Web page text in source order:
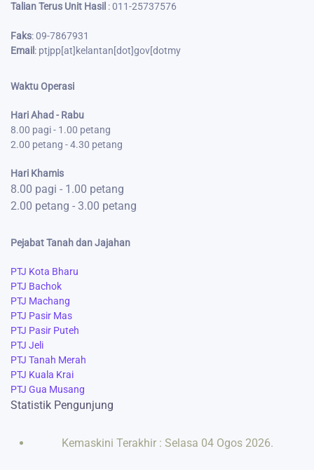
Talian Terus Unit Hasil : 011-25737576
Faks:09-7867931
Email : ptjpp[at]kelantan[dot]gov[dotmy
Waktu Operasi
Hari Ahad - Rabu
8.00 pagi - 1.00 petang
2.00 petang - 4.30 petang
Hari Khamis
8.00 pagi - 1.00 petang
2.00 petang - 3.00 petang
Pejabat Tanah dan Jajahan
PTJ Kota Bharu
PTJ Bachok
PTJ Machang
PTJ Pasir Mas
PTJ Pasir Puteh
PTJ Jeli
PTJ Tanah Merah
PTJ Kuala Krai
PTJ Gua Musang
Statistik Pengunjung
Kemaskini Terakhir : Selasa 04 Ogos 2026.